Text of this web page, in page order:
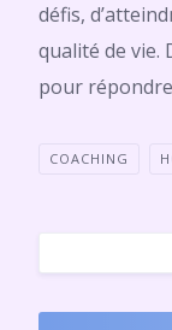
défis,
qualité de vie.
pour
COACHING